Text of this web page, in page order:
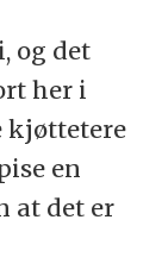
og det
her i
kjøttetere
en
at det er